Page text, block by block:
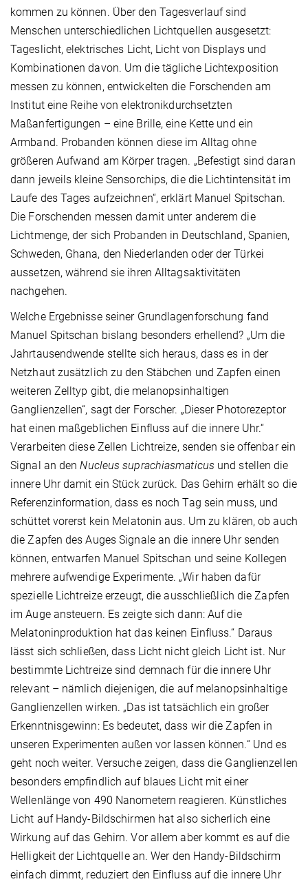
kommen zu können. Über den Tagesverlauf sind
Menschen unterschiedlichen Lichtquellen ausgesetzt:
Tageslicht, elektrisches Licht, Licht von Displays und
Kombinationen davon. Um die tägliche Lichtexposition
messen zu können, entwickelten die Forschenden am
Institut eine Reihe von elektronikdurchsetzten
Maßanfertigungen – eine Brille, eine Kette und ein
Armband. Probanden können diese im Alltag ohne
größeren Aufwand am Körper tragen. „Befestigt sind daran
dann jeweils kleine Sensorchips, die die Lichtintensität im
Laufe des Tages aufzeichnen“, erklärt Manuel Spitschan.
Die Forschenden messen damit unter anderem die
Lichtmenge, der sich Probanden in Deutschland, Spanien,
Schweden, Ghana, den Niederlanden oder der Türkei
aussetzen, während sie ihren Alltagsaktivitäten
nachgehen.
Welche Ergebnisse seiner Grundlagenforschung fand
Manuel Spitschan bislang besonders erhellend? „Um die
Jahrtausendwende stellte sich heraus, dass es in der
Netzhaut zusätzlich zu den Stäbchen und Zapfen einen
weiteren Zelltyp gibt, die melanopsin­haltigen
Ganglienzellen“, sagt der Forscher. „Dieser Photorezeptor
hat einen maßgeblichen Einfluss auf die innere Uhr.“
Verarbeiten diese Zellen Lichtreize, senden sie offenbar ein
Signal an denNucleus suprachiasmaticus und stellen die
innere Uhr damit ein Stück zurück. Das Gehirn erhält so die
Referenzinformation, dass es noch Tag sein muss, und
schüttet vorerst kein Melatonin aus. Um zu klären, ob auch
die Zapfen des Auges Signale an die innere Uhr senden
können, entwarfen Manuel Spitschan und seine Kollegen
mehrere aufwendige Experimente. „Wir haben dafür
spezielle Lichtreize erzeugt, die ausschließlich die Zapfen
im Auge ansteuern. Es zeigte sich dann: Auf die
Melatoninproduktion hat das keinen Einfluss.“ Daraus
lässt sich schließen, dass Licht nicht gleich Licht ist. Nur
bestimmte Lichtreize sind demnach für die innere Uhr
relevant – nämlich diejenigen, die auf melanopsinhaltige
Ganglienzellen wirken. „Das ist tatsächlich ein großer
Erkenntnisgewinn: Es bedeutet, dass wir die Zapfen in
unseren Experimenten außen vor lassen können.“ Und es
geht noch weiter. Versuche zeigen, dass die Gang­lienzellen
besonders empfindlich auf blaues Licht mit einer
Wellenlänge von 490 Nanometern reagieren. Künstliches
Licht auf Handy-Bildschirmen hat also sicherlich eine
Wirkung auf das Gehirn. Vor allem aber kommt es auf die
Helligkeit der Lichtquelle an. Wer den Handy-Bildschirm
einfach dimmt, reduziert den Einfluss auf die innere Uhr